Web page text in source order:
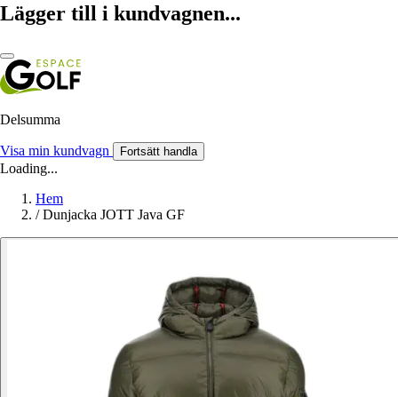
Lägger till i kundvagnen...
Delsumma
Visa min kundvagn Fortsätt handla
Loading...
Hem
/ Dunjacka JOTT Java GF